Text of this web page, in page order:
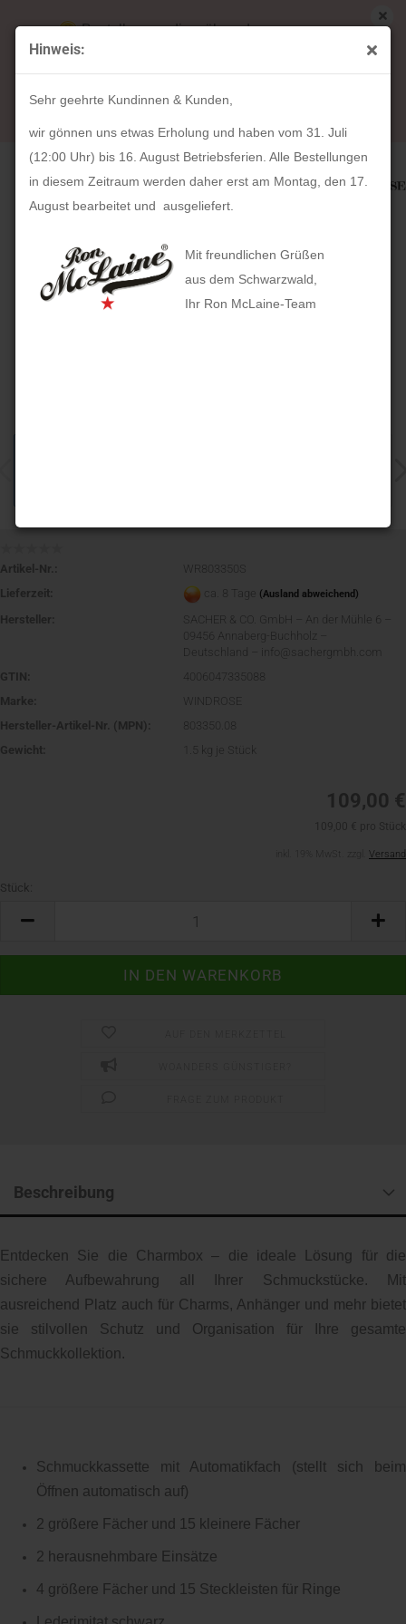
Hinweis:
Sehr geehrte Kundinnen & Kunden,
wir gönnen uns etwas Erholung und haben vom 31. Juli
(12:00 Uhr) bis 16. August Betriebsferien. Alle Bestellungen
in diesem Zeitraum werden daher erst am Montag, den 17.
August bearbeitet und ausgeliefert.
Mit freundlichen Grüßen
aus dem Schwarzwald,
Ihr Ron McLaine-Team
Bestellungen die während unserer
Betriebsferien (31. Juli ab 12:00 Uhr bis 16.
August) aufgegeben werden, werden ab Montag,
17. August bearbeitet und versendet.
« Erster
« zurück
Artikel in dieser Kategorie
Schmuckkassette Charmbox Merino Lederimitat (schwarz)
Artikel-Nr.:
WR803350S
Lieferzeit:
ca. 8 Tage (Ausland abweichend)
Hersteller:
SACHER & CO. GmbH – An der Mühle 6 –
09456 Annaberg-Buchholz –
Deutschland – info@sachergmbh.com
GTIN:
4006047335088
Marke:
WINDROSE
Hersteller-Artikel-Nr. (MPN):
803350.08
Gewicht:
kg je Stück
109,00 €
Versand
Stück:
Beschreibung
Entdecken Sie die Charmbox – die ideale Lösung für die
sichere Aufbewahrung all Ihrer Schmuckstücke. Mit
ausreichend Platz auch für Charms, Anhänger und mehr bietet
sie stilvollen Schutz und Organisation für Ihre gesamte
Schmuckkollektion.
Schmuckkassette mit Automatikfach (stellt sich beim
Öffnen automatisch auf)
2 größere Fächer und 15 kleinere Fächer
2 herausnehmbare Einsätze
4 größere Fächer und 15 Steckleisten für Ringe